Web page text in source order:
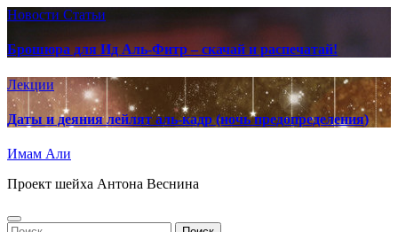
Новости Статьи
Брошюра для Ид Аль-Фитр – скачай и распечатай!
Лекции
Даты и деяния лейлят аль-кадр (ночь предопределения)
Имам Али
Проект шейха Антона Веснина